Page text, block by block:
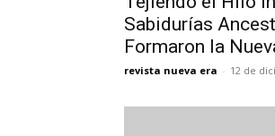
Sabidurías
Formaron la
revista nueva era - 12 de